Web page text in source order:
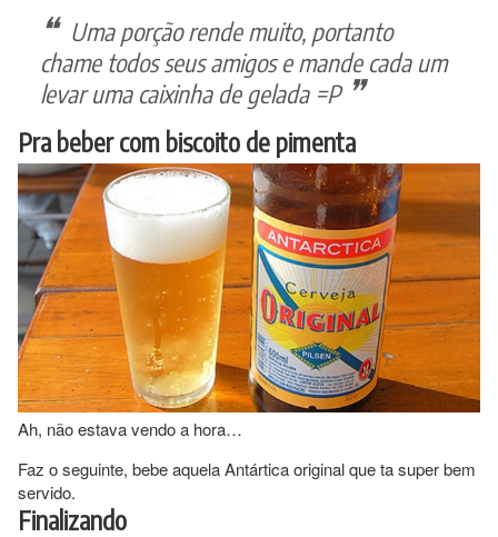
Uma porção rende muito, portanto
chame todos seus amigos e mande cada um
levar uma caixinha de gelada =P
Pra beber com biscoito de pimenta
Ah, não estava vendo a hora…
Faz o seguinte, bebe aquela Antártica original que ta super bem
servido.
Finalizando